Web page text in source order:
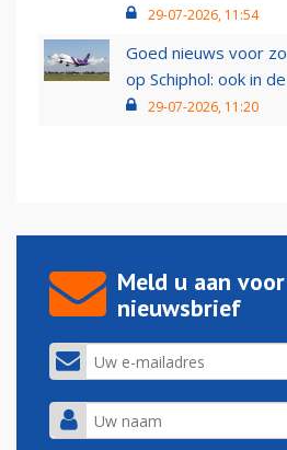
29-07-2026, 11:54
Goed nieuws voor
op Schiphol: ook in
29-07-2026, 11:20
Meld u aan
nieuwsbrief